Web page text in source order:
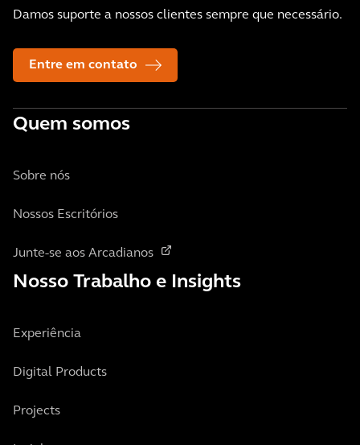
Damos suporte a nossos clientes sempre que necessário.
Entre em contato
Quem somos
Sobre nós
Nossos Escritórios
Junte-se aos Arcadianos
Nosso Trabalho e Insights
Experiência
Digital Products
Projects